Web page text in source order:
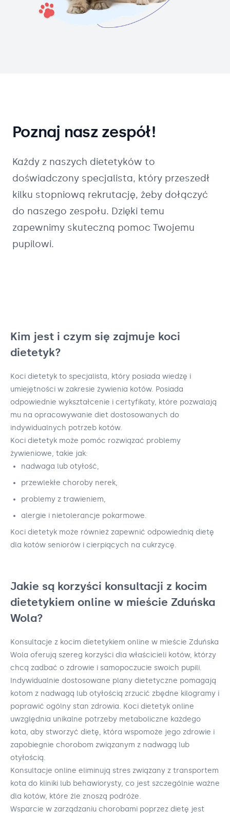
Poznaj nasz zespół!
Każdy z naszych dietetyków to
doświadczony specjalista, który przeszedł
kilku stopniową rekrutację, żeby dołączyć
do naszego zespołu. Dzięki temu
zapewnimy skuteczną pomoc Twojemu
pupilowi.
Kim jest i czym się zajmuje koci
dietetyk?
Koci dietetyk to specjalista, który posiada wiedzę i
umiejętności w zakresie żywienia kotów. Posiada
odpowiednie wykształcenie i certyfikaty, które pozwalają
mu na opracowywanie diet dostosowanych do
indywidualnych potrzeb kotów.
Koci dietetyk może pomóc rozwiązać problemy
żywieniowe, takie jak:
nadwaga lub otyłość,
przewlekłe choroby nerek,
problemy z trawieniem,
alergie i nietolerancje pokarmowe.
Koci dietetyk może również zapewnić odpowiednią dietę
dla kotów seniorów i cierpiących na cukrzycę.
Jakie są korzyści konsultacji z kocim
dietetykiem online w mieście Zduńska
Wola?
Konsultacje z kocim dietetykiem online w mieście Zduńska
Wola oferują szereg korzyści dla właścicieli kotów, którzy
chcą zadbać o zdrowie i samopoczucie swoich pupili.
Indywidualnie dostosowane plany dietetyczne pomagają
kotom z nadwagą lub otyłością zrzucić zbędne kilogramy i
poprawić ogólny stan zdrowia. Koci dietetyk online
uwzględnia unikalne potrzeby metaboliczne każdego
kota, aby stworzyć dietę, która wspomoże jego zdrowie i
zapobiegnie chorobom związanym z nadwagą lub
otyłością.
Konsultacje online eliminują stres związany z transportem
kota do kliniki lub behawiorysty, co jest szczególnie ważne
dla kotów, które źle znoszą podróże.
Wsparcie w zarządzaniu chorobami poprzez dietę jest